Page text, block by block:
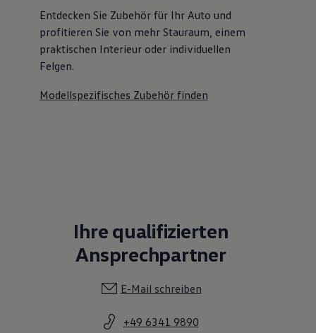
Entdecken Sie Zubehör für Ihr Auto und
profitieren Sie von mehr Stauraum, einem
praktischen Interieur oder individuellen
Felgen.
Modellspezifisches Zubehör finden
Ihre qualifizierten
Ansprechpartner
E-Mail schreiben
+49 6341 9890